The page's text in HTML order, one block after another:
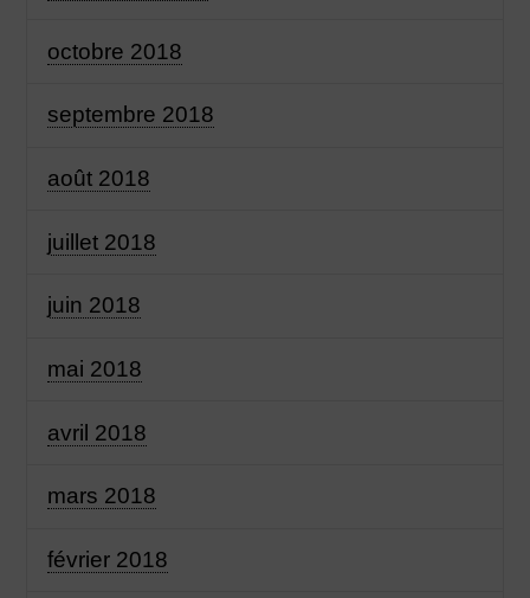
octobre 2018
septembre 2018
août 2018
juillet 2018
juin 2018
mai 2018
avril 2018
mars 2018
février 2018